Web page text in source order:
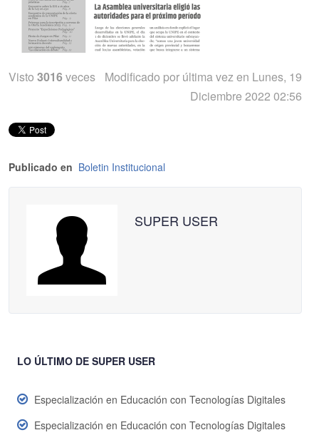
Visto 3016veces
Modificado por última vez en Lunes, 19
Diciembre 2022 02:56
Publicado en Boletin Institucional
SUPER USER
LO ÚLTIMO DE SUPER USER
Especialización en Educación con Tecnologías Digitales
Especialización en Educación con Tecnologías Digitales